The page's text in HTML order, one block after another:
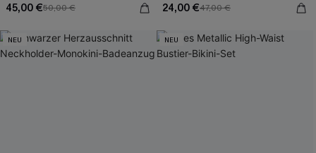
45,00 €50,00 € 24,00 €47,00 €
NEU NEU